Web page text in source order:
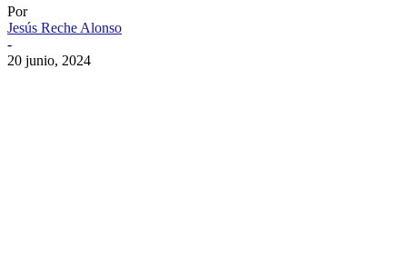
Por
Jesús Reche Alonso
-
20 junio, 2024